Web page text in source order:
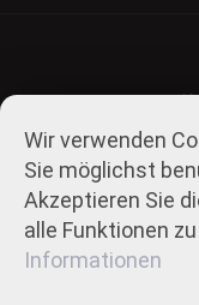
Wir verwenden
Sie möglichst
Akzeptieren Sie
alle Funktionen
Informationen